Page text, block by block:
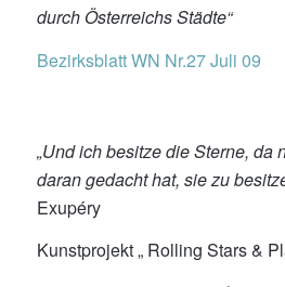
durch Österreichs Städte“
Bezirksblatt WN Nr.27 Juli 09
„Und ich besitze die Sterne, da
daran gedacht hat, sie zu
Exupéry
Kunstprojekt „ Rolling Stars &